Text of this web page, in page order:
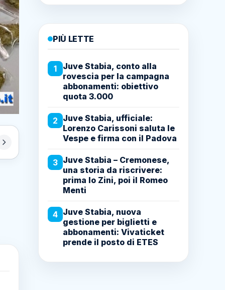
PIÙ LETTE
1
Juve Stabia, conto alla
rovescia per la campagna
abbonamenti: obiettivo
quota 3.000
2 Juve Stabia, ufficiale:
Lorenzo Carissoni saluta le
Vespe e firma con il Padova
3 Juve Stabia – Cremonese,
una storia da riscrivere:
prima lo Zini, poi il Romeo
Menti
4 Juve Stabia, nuova
gestione per biglietti e
abbonamenti: Vivaticket
prende il posto di ETES